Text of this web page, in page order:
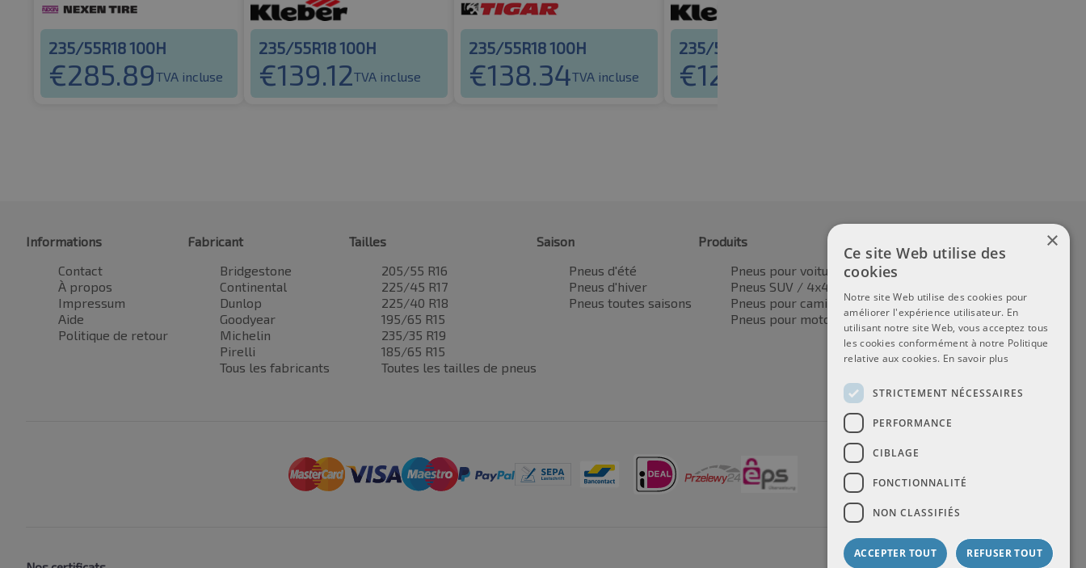
235/55R18 100H
€285.89TVA incluse
235/55R18 100H
€139.12TVA incluse
235/55R18 100H
€138.34TVA incluse
235/55R18 100H
€125.05
Informations
Contact
À propos
Impressum
Aide
Politique de retour
Fabricant
Bridgestone
Continental
Dunlop
Goodyear
Michelin
Pirelli
Tous les fabricants
Tailles
205/55 R16
225/45 R17
225/40 R18
195/65 R15
235/35 R19
185/65 R15
Toutes les tailles de pneus
Saison
Pneus d'été
Pneus d'hiver
Pneus toutes saisons
Produits
Pneus pour voitures
Pneus SUV / 4x4
Pneus pour camionnettes
Pneus pour motos
×
Ce site Web utilise des
cookies
Notre site Web utilise des cookies pour
améliorer l'expérience utilisateur. En
utilisant notre site Web, vous acceptez tous
les cookies conformément à notre Politique
relative aux cookies. En savoir plus
STRICTEMENT NÉCESSAIRES
PERFORMANCE
CIBLAGE
FONCTIONNALITÉ
NON CLASSIFIÉS
ACCEPTER TOUT REFUSER TOUT